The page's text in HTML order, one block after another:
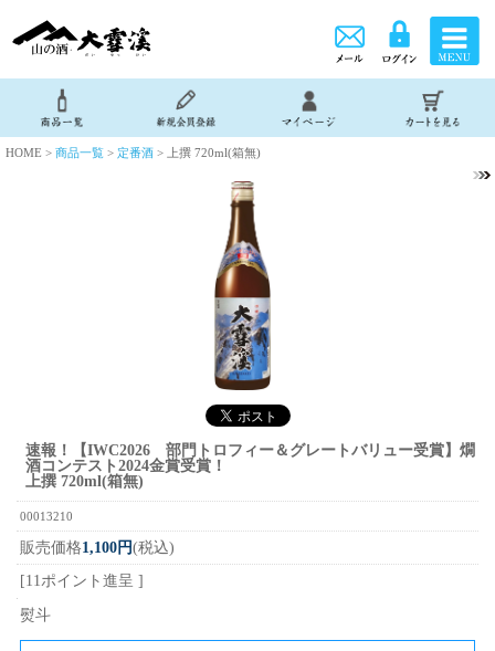
HOME > 商品一覧 > 定番酒 > 上撰 720ml(箱無)
速報！【IWC2026 部門トロフィー＆グレートバリュー受賞】燗
酒コンテスト2024金賞受賞！
上撰 720ml(箱無)
00013210
販売価格1,100円(税込)
[11ポイント進呈 ]
熨斗